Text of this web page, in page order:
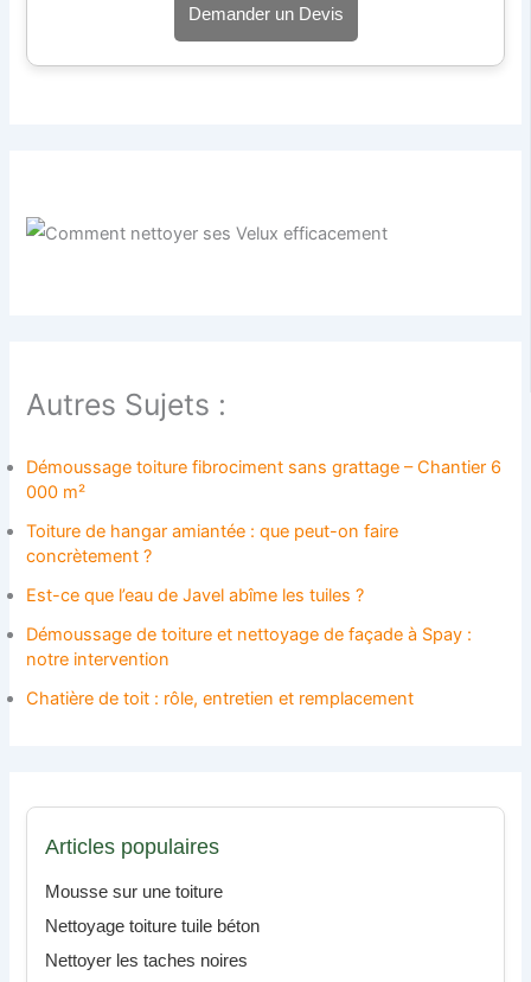
Demander un Devis
Autres Sujets :
Démoussage toiture fibrociment sans grattage – Chantier 6
000 m²
Toiture de hangar amiantée : que peut-on faire
concrètement ?
Est-ce que l’eau de Javel abîme les tuiles ?
Démoussage de toiture et nettoyage de façade à Spay :
notre intervention
Chatière de toit : rôle, entretien et remplacement
Articles populaires
Mousse sur une toiture
Nettoyage toiture tuile béton
Nettoyer les taches noires